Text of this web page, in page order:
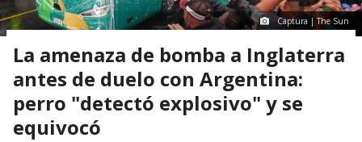
Captura | The Sun
La amenaza de bomba a Inglaterra
antes de duelo con Argentina:
perro "detectó explosivo" y se
equivocó